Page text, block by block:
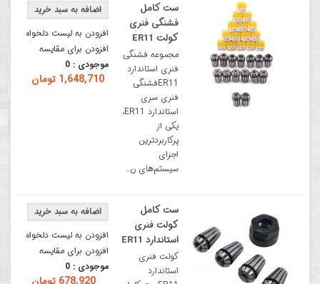
افزودن به لیست دلخواه
افزودن برای مقایسه
موجودی : 0
1,648,710 تومان
ست کامل
فشنگی فنری
کولت ER11
مجموعه فشنگی
فنری استاندارد
ER11فشنگی
فنری سری
استاندارد ER11،
یکی از
پرکاربردترین
اجزای
سیستم‌های ن..
افزودن به لیست دلخواه
افزودن برای مقایسه
موجودی : 0
ست کامل
کولت فنری
استاندارد ER11
کولت فنری
استاندارد